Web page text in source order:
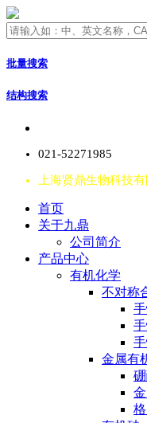
批量搜索
结构搜索
021-52271985
上海贤鼎生物科技
首页
关于九鼎
公司简介
产品中心
有机化学
不对称
金属有